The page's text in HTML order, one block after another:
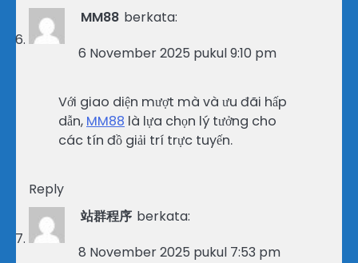
MM88 berkata:
6 November 2025 pukul 9:10 pm
Với giao diện mượt mà và ưu đãi hấp
dẫn, MM88 là lựa chọn lý tưởng cho
các tín đồ giải trí trực tuyến.
Reply
站群程序 berkata:
8 November 2025 pukul 7:53 pm